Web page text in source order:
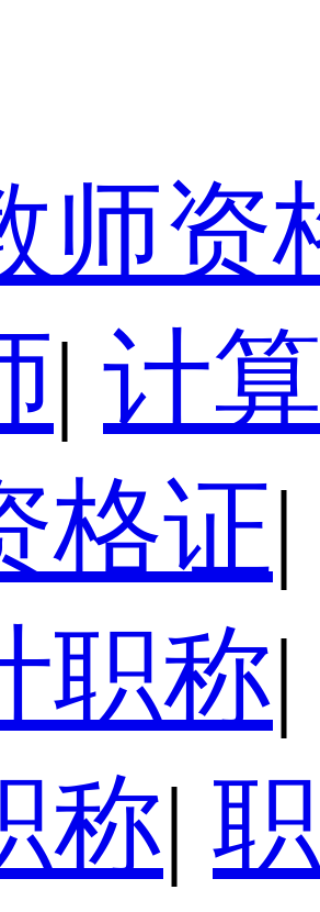
师资
| 计
格证|
职称|
称|